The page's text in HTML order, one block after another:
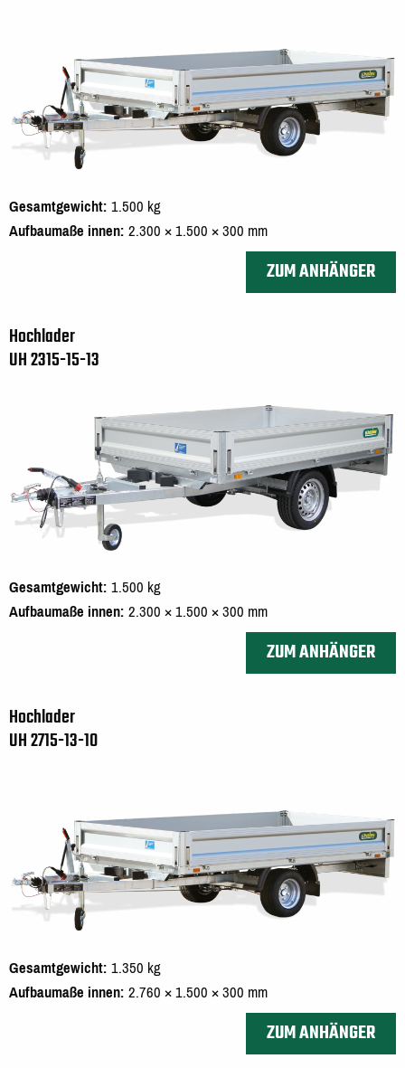
Gesamtgewicht 1.500 kg
Aufbaumaße innen 2.300 × 1.500 × 300 mm
ZUM ANHÄNGER
Hochlader
UH 2315-15-13
Gesamtgewicht 1.500 kg
Aufbaumaße innen 2.300 × 1.500 × 300 mm
ZUM ANHÄNGER
Hochlader
UH 2715-13-10
Gesamtgewicht 1.350 kg
Aufbaumaße innen 2.760 × 1.500 × 300 mm
ZUM ANHÄNGER